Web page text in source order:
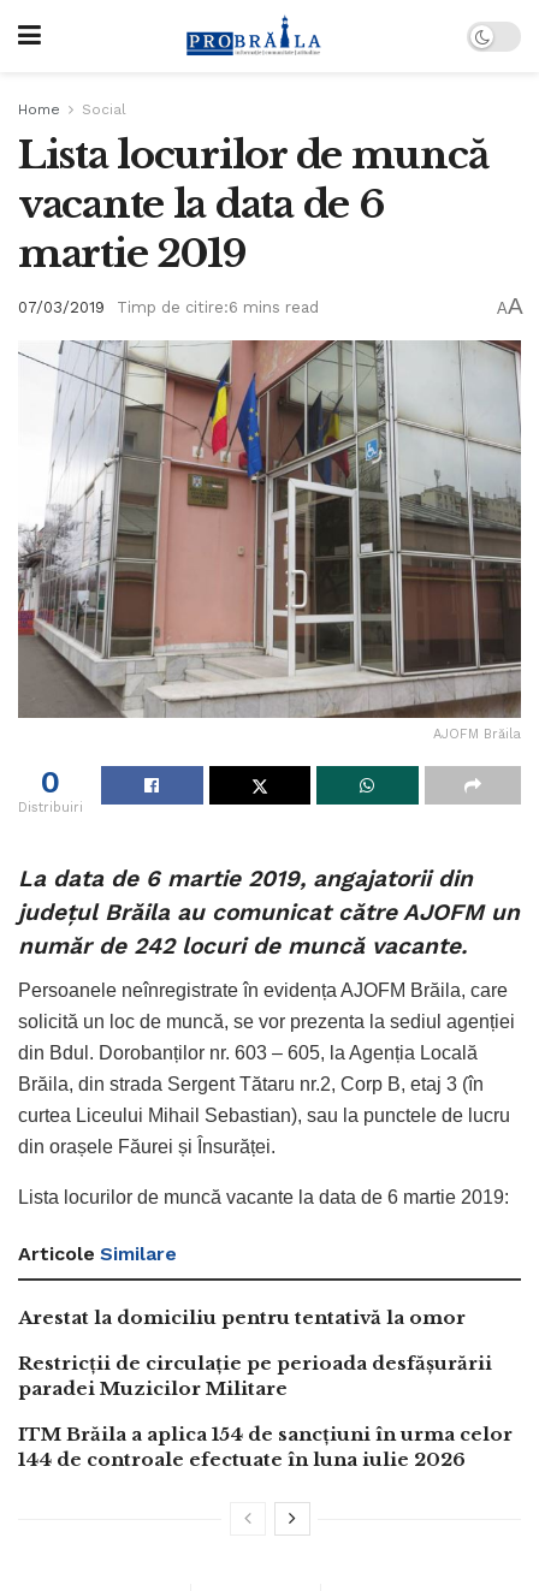
Home Social
Lista locurilor de muncă
vacante la data de 6
martie 2019
07/03/2019 Timp de citire:6 mins read AA
AJOFM Brăila
0
Distribuiri
La data de 6 martie 2019, angajatorii din
județul Brăila au comunicat către AJOFM un
număr de 242 locuri de muncă vacante.
Persoanele neînregistrate în evidența AJOFM Brăila, care
solicită un loc de muncă, se vor prezenta la sediul agenției
din Bdul. Dorobanților nr. 603 – 605, la Agenția Locală
Brăila, din strada Sergent Tătaru nr.2, Corp B, etaj 3 (în
curtea Liceului Mihail Sebastian), sau la punctele de lucru
din orașele Făurei și Însurăței.
Lista locurilor de muncă vacante la data de 6 martie 2019:
Articole Similare
Arestat la domiciliu pentru tentativă la omor
Restricții de circulație pe perioada desfășurării
paradei Muzicilor Militare
ITM Brăila a aplica 154 de sancțiuni în urma celor
144 de controale efectuate în luna iulie 2026